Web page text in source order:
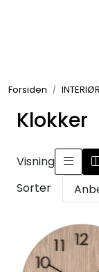
Forsiden INTERIØR
Klokker
Visning
Sorter
UTEMILJØ
VERKTØY
INTERIØR